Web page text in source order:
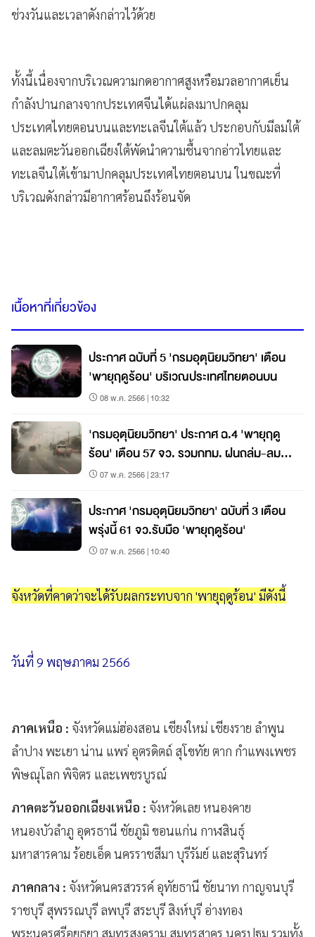
ช่วงวันและเวลาดังกล่าวไว้ด้วย
ทั้งนี้เนื่องจากบริเวณความกดอากาศสูงหรือมวลอากาศเย็น
กำลังปานกลางจากประเทศจีนได้แผ่ลงมาปกคลุม
ประเทศไทยตอนบนและทะเลจีนใต้แล้ว ประกอบกับมีลมใต้
และลมตะวันออกเฉียงใต้พัดนำความชื้นจากอ่าวไทยและ
ทะเลจีนใต้เข้ามาปกคลุมประเทศไทยตอนบน ในขณะที่
บริเวณดังกล่าวมีอากาศร้อนถึงร้อนจัด
เนื้อหาที่เกี่ยวข้อง
ประกาศ ฉบับที่ 5 'กรมอุตุนิยมวิทยา' เตือน
'พายุฤดูร้อน' บริเวณประเทศไทยตอนบน
08 พ.ค. 2566 | 10:32
'กรมอุตุนิยมวิทยา' ประกาศ ฉ.4 'พายุฤดู
ร้อน' เตือน 57 จว. รวมกทม. ฝนถล่ม-ลม
แรง07 พ.ค. 2566 | 23:17
ประกาศ 'กรมอุตุนิยมวิทยา' ฉบับที่ 3 เตือน
พรุ่งนี้ 61 จว.รับมือ 'พายุฤดูร้อน'
07 พ.ค. 2566 | 10:40
จังหวัดที่คาดว่าจะได้รับผลกระทบจาก 'พายุฤดูร้อน' มีดังนี้
วันที่ 9 พฤษภาคม 2566
ภาคเหนือ : จังหวัดแม่ฮ่องสอน เชียงใหม่ เชียงราย ลำพูน
ลำปาง พะเยา น่าน แพร่ อุตรดิตถ์ สุโขทัย ตาก กำแพงเพชร
พิษณุโลก พิจิตร และเพชรบูรณ์
ภาคตะวันออกเฉียงเหนือ : จังหวัดเลย หนองคาย
หนองบัวลำภู อุดรธานี ชัยภูมิ ขอนแก่น กาฬสินธุ์
มหาสารคาม ร้อยเอ็ด นครราชสีมา บุรีรัมย์ และสุรินทร์
ภาคกลาง : จังหวัดนครสวรรค์ อุทัยธานี ชัยนาท กาญจนบุรี
ราชบุรี สุพรรณบุรี ลพบุรี สระบุรี สิงห์บุรี อ่างทอง
พระนครศรีอยุธยา สมุทรสงคราม สมุทรสาคร นครปฐม รวมทั้ง